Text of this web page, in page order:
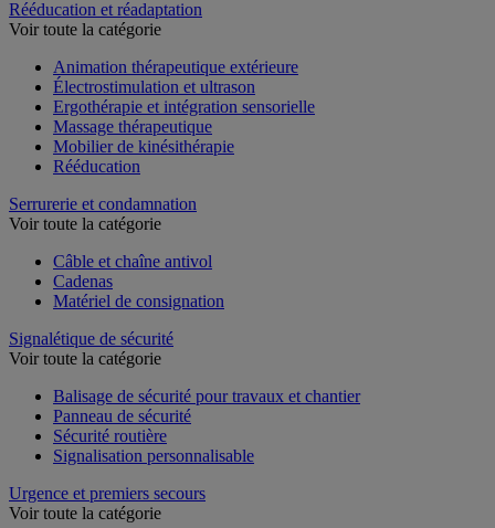
Rééducation et réadaptation
Voir toute la catégorie
Animation thérapeutique extérieure
Électrostimulation et ultrason
Ergothérapie et intégration sensorielle
Massage thérapeutique
Mobilier de kinésithérapie
Rééducation
Serrurerie et condamnation
Voir toute la catégorie
Câble et chaîne antivol
Cadenas
Matériel de consignation
Signalétique de sécurité
Voir toute la catégorie
Balisage de sécurité pour travaux et chantier
Panneau de sécurité
Sécurité routière
Signalisation personnalisable
Urgence et premiers secours
Voir toute la catégorie